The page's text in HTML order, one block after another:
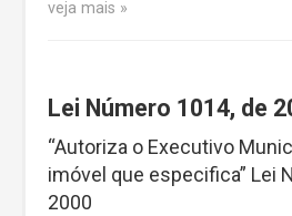
veja mais
Lei Número 1014, de
“Autoriza o Executivo
imóvel que especifica” Lei
2000